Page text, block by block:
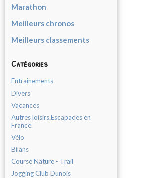
Marathon
Meilleurs chronos
Meilleurs classements
Catégories
Entrainements
Divers
Vacances
Autres loisirs.Escapades en
France.
Vélo
Bilans
Course Nature - Trail
Jogging Club Dunois